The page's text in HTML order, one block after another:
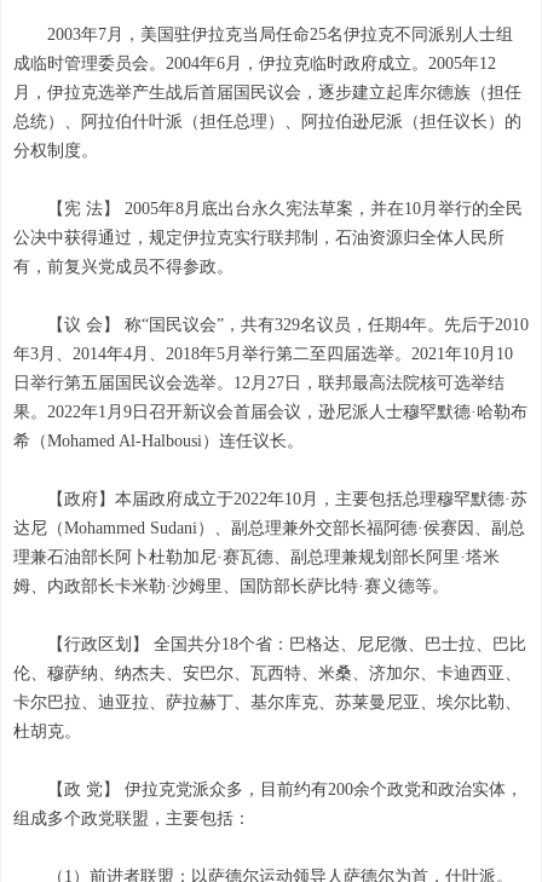
2003年7月，美国驻伊拉克当局任命25名伊拉克不同派别人士组
成临时管理委员会。2004年6月，伊拉克临时政府成立。2005年12
月，伊拉克选举产生战后首届国民议会，逐步建立起库尔德族（担任
总统）、阿拉伯什叶派（担任总理）、阿拉伯逊尼派（担任议长）的
分权制度。
【宪 法】 2005年8月底出台永久宪法草案，并在10月举行的全民
公决中获得通过，规定伊拉克实行联邦制，石油资源归全体人民所
有，前复兴党成员不得参政。
【议 会】 称“国民议会”，共有329名议员，任期4年。先后于2010
年3月、2014年4月、2018年5月举行第二至四届选举。2021年10月10
日举行第五届国民议会选举。12月27日，联邦最高法院核可选举结
果。2022年1月9日召开新议会首届会议，逊尼派人士穆罕默德·哈勒布
希（Mohamed Al-Halbousi）连任议长。
【政府】本届政府成立于2022年10月，主要包括总理穆罕默德·苏
达尼（Mohammed Sudani）、副总理兼外交部长福阿德·侯赛因、副总
理兼石油部长阿卜杜勒加尼·赛瓦德、副总理兼规划部长阿里·塔米
姆、内政部长卡米勒·沙姆里、国防部长萨比特·赛义德等。
【行政区划】 全国共分18个省：巴格达、尼尼微、巴士拉、巴比
伦、穆萨纳、纳杰夫、安巴尔、瓦西特、米桑、济加尔、卡迪西亚、
卡尔巴拉、迪亚拉、萨拉赫丁、基尔库克、苏莱曼尼亚、埃尔比勒、
杜胡克。
【政 党】 伊拉克党派众多，目前约有200余个政党和政治实体，
组成多个政党联盟，主要包括：
（1）前进者联盟：以萨德尔运动领导人萨德尔为首，什叶派。